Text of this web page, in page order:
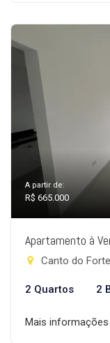
A partir de:
R$ 665.000
Apartamento à
Canto do
2 Quartos 2
Mais informações